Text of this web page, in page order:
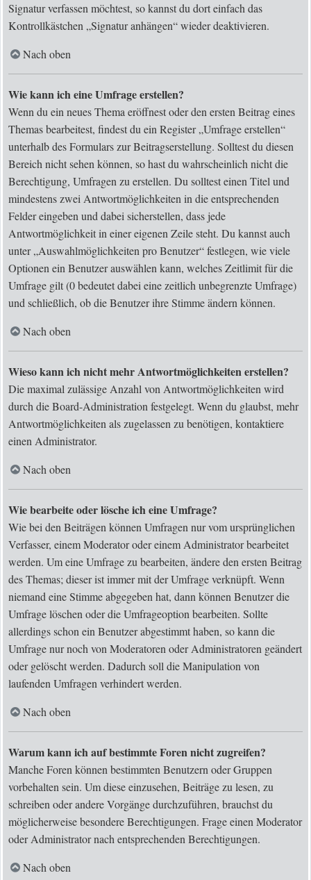
Signatur verfassen möchtest, so kannst du dort einfach das
Kontrollkästchen „Signatur anhängen“ wieder deaktivieren.
Nach oben
Wie kann ich eine Umfrage erstellen?
Wenn du ein neues Thema eröffnest oder den ersten Beitrag eines
Themas bearbeitest, findest du ein Register „Umfrage erstellen“
unterhalb des Formulars zur Beitragserstellung. Solltest du diesen
Bereich nicht sehen können, so hast du wahrscheinlich nicht die
Berechtigung, Umfragen zu erstellen. Du solltest einen Titel und
mindestens zwei Antwortmöglichkeiten in die entsprechenden
Felder eingeben und dabei sicherstellen, dass jede
Antwortmöglichkeit in einer eigenen Zeile steht. Du kannst auch
unter „Auswahlmöglichkeiten pro Benutzer“ festlegen, wie viele
Optionen ein Benutzer auswählen kann, welches Zeitlimit für die
Umfrage gilt (0 bedeutet dabei eine zeitlich unbegrenzte Umfrage)
und schließlich, ob die Benutzer ihre Stimme ändern können.
Nach oben
Wieso kann ich nicht mehr Antwortmöglichkeiten erstellen?
Die maximal zulässige Anzahl von Antwortmöglichkeiten wird
durch die Board-Administration festgelegt. Wenn du glaubst, mehr
Antwortmöglichkeiten als zugelassen zu benötigen, kontaktiere
einen Administrator.
Nach oben
Wie bearbeite oder lösche ich eine Umfrage?
Wie bei den Beiträgen können Umfragen nur vom ursprünglichen
Verfasser, einem Moderator oder einem Administrator bearbeitet
werden. Um eine Umfrage zu bearbeiten, ändere den ersten Beitrag
des Themas; dieser ist immer mit der Umfrage verknüpft. Wenn
niemand eine Stimme abgegeben hat, dann können Benutzer die
Umfrage löschen oder die Umfrageoption bearbeiten. Sollte
allerdings schon ein Benutzer abgestimmt haben, so kann die
Umfrage nur noch von Moderatoren oder Administratoren geändert
oder gelöscht werden. Dadurch soll die Manipulation von
laufenden Umfragen verhindert werden.
Nach oben
Warum kann ich auf bestimmte Foren nicht zugreifen?
Manche Foren können bestimmten Benutzern oder Gruppen
vorbehalten sein. Um diese einzusehen, Beiträge zu lesen, zu
schreiben oder andere Vorgänge durchzuführen, brauchst du
möglicherweise besondere Berechtigungen. Frage einen Moderator
oder Administrator nach entsprechenden Berechtigungen.
Nach oben